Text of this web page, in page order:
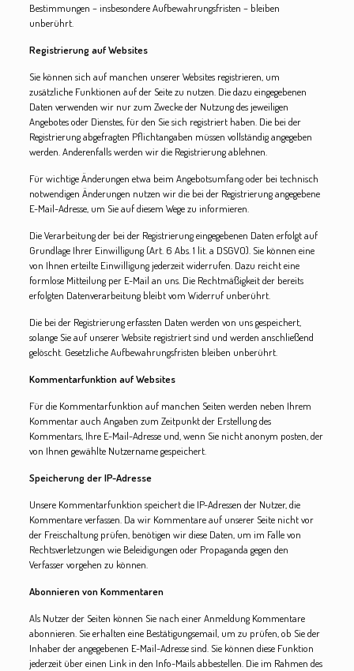
Bestimmungen – insbesondere Aufbewahrungsfristen – bleiben
unberührt.
Registrierung auf Websites
Sie können sich auf manchen unserer Websites registrieren, um
zusätzliche Funktionen auf der Seite zu nutzen. Die dazu eingegebenen
Daten verwenden wir nur zum Zwecke der Nutzung des jeweiligen
Angebotes oder Dienstes, für den Sie sich registriert haben. Die bei der
Registrierung abgefragten Pflichtangaben müssen vollständig angegeben
werden. Anderenfalls werden wir die Registrierung ablehnen.
Für wichtige Änderungen etwa beim Angebotsumfang oder bei technisch
notwendigen Änderungen nutzen wir die bei der Registrierung angegebene
E-Mail-Adresse, um Sie auf diesem Wege zu informieren.
Die Verarbeitung der bei der Registrierung eingegebenen Daten erfolgt auf
Grundlage Ihrer Einwilligung (Art. 6 Abs. 1 lit. a DSGVO). Sie können eine
von Ihnen erteilte Einwilligung jederzeit widerrufen. Dazu reicht eine
formlose Mitteilung per E-Mail an uns. Die Rechtmäßigkeit der bereits
erfolgten Datenverarbeitung bleibt vom Widerruf unberührt.
Die bei der Registrierung erfassten Daten werden von uns gespeichert,
solange Sie auf unserer Website registriert sind und werden anschließend
gelöscht. Gesetzliche Aufbewahrungsfristen bleiben unberührt.
Kommentarfunktion auf Websites
Für die Kommentarfunktion auf manchen Seiten werden neben Ihrem
Kommentar auch Angaben zum Zeitpunkt der Erstellung des
Kommentars, Ihre E-Mail-Adresse und, wenn Sie nicht anonym posten, der
von Ihnen gewählte Nutzername gespeichert.
Speicherung der IP-Adresse
Unsere Kommentarfunktion speichert die IP-Adressen der Nutzer, die
Kommentare verfassen. Da wir Kommentare auf unserer Seite nicht vor
der Freischaltung prüfen, benötigen wir diese Daten, um im Falle von
Rechtsverletzungen wie Beleidigungen oder Propaganda gegen den
Verfasser vorgehen zu können.
Abonnieren von Kommentaren
Als Nutzer der Seiten können Sie nach einer Anmeldung Kommentare
abonnieren. Sie erhalten eine Bestätigungsemail, um zu prüfen, ob Sie der
Inhaber der angegebenen E-Mail-Adresse sind. Sie können diese Funktion
jederzeit über einen Link in den Info-Mails abbestellen. Die im Rahmen des